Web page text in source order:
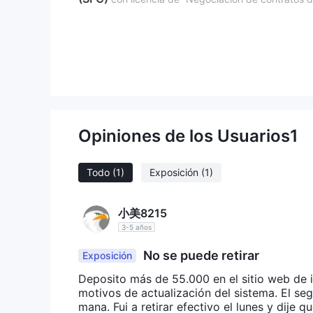
En el lado positivo, esregulado por la SFC,
diversos requisitos de los comerciantes,
La empresa también
para sus clientes.
los comerciantes. Además,informes que
es Innovax seguro o estafa？
al considerar la seguridad de una empresa
Opiniones de los Usuarios1
Todo (1) Exposición (1)
小美8215
3-5 años
Exposición No se puede retirar
Deposito más de 55.000 en el sitio web
motivos de actualización del sistema. El
mana. Fui a retirar efectivo el lunes y dije